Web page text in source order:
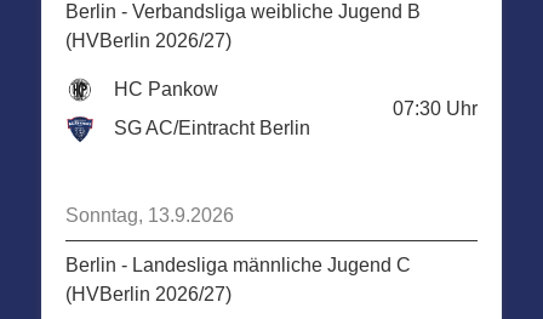
Berlin - Verbandsliga weibliche Jugend B
(HVBerlin 2026/27)
HC Pankow
SG AC/Eintracht Berlin
07:30 Uhr
Sonntag, 13.9.2026
Berlin - Landesliga männliche Jugend C
(HVBerlin 2026/27)